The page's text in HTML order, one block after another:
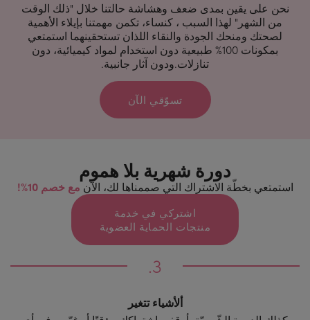
نحن على يقين بمدى ضعف وهشاشة حالتنا خلال "ذلك الوقت
من الشهر" لهذا السبب ، کنساء، تكمن مهمتنا بإيلاء الأهمية
لصحتك ومنحك الجودة والنقاء اللذان تستحقينهما استمتعي
بمكونات 100% طبيعية دون استخدام لمواد كيميائية، دون
تنازلات.ودون آثار جانبية.
تسوّقي الآن
دورة شهرية بلا هموم
استمتعي بخطّة الاشتراك التي صممناها لك، الآنمع خصم 10%!
ألأشياء تتغير
اشتركي في خدمة
منتجات الحماية العضوية